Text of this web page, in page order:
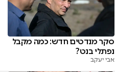
סקר מנדטים חדש: כמה מקבל
נפתלי בנט?
אבי יעקב